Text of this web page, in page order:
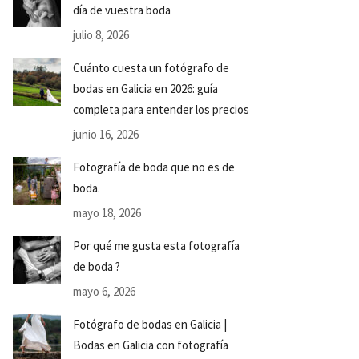
día de vuestra boda
julio 8, 2026
Cuánto cuesta un fotógrafo de
bodas en Galicia en 2026: guía
completa para entender los precios
junio 16, 2026
Fotografía de boda que no es de
boda.
mayo 18, 2026
Por qué me gusta esta fotografía
de boda ?
mayo 6, 2026
Fotógrafo de bodas en Galicia |
Bodas en Galicia con fotografía